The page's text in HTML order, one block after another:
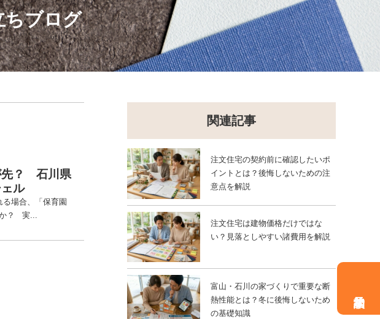
ちブログ
先？ 石川県
ル
場合、「保育園
か？ 実...
関連記事
注文住宅の契約前に確認したいポ
イントとは？後悔しないための注
意点を解説
注文住宅は建物価格だけではな
い？見落としやすい諸費用を解説
富山・石川の家づくりで重要な断
熱性能とは？冬に後悔しないため
の基礎知識